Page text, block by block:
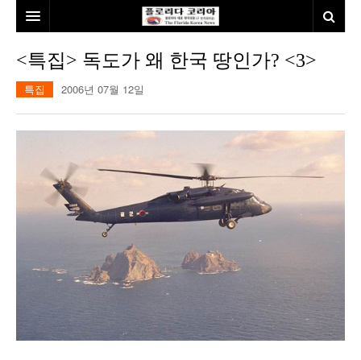
본사소개
뉴스
미국
발행인칼럼
김명열칼럼
김선옥칼럼
김원동칼럼
건강
본보특집
100인선
독자광장
여행
인근여행지
인터뷰/탐방
<특집> 독도가 왜 한국 땅인가? <3>
특집 2006년 07월 12일